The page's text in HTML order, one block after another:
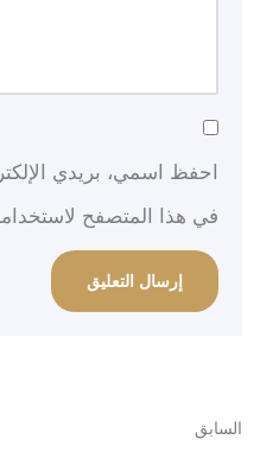
احفظ اسمي، بريدي
في هذا المتصفح
السابق